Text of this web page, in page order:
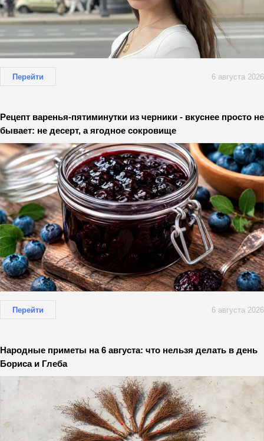
Перейти 6 августа 2026
Рецепт варенья-пятиминутки из черники - вкуснее просто не
бывает: не десерт, а ягодное сокровище
Перейти 6 августа 2026
Народные приметы на 6 августа: что нельзя делать в день
Бориса и Глеба